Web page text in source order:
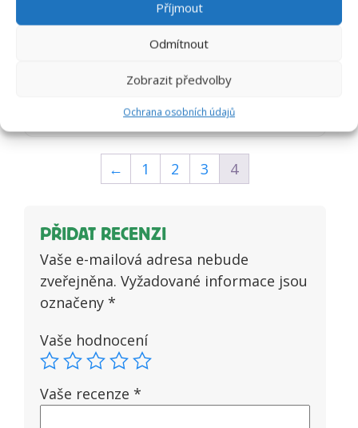
Příjmout
Odmítnout
Zobrazit předvolby
Ochrana osobních údajů
Hodnocení5
Perfektní a pejsci ho mají rádi
venčením 🙂
Hodnocení5
z 5
Blanka
← 1 2 3 4
PŘIDAT RECENZI
Vaše e-mailová adresa nebude
zveřejněna. Vyžadované informace jsou
označeny *
Vaše hodnocení
Vaše recenze *